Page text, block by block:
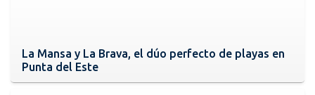
La Mansa y La Brava, el dúo perfecto de playas en
Punta del Este